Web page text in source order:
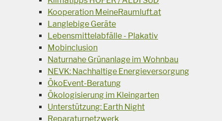
Kooperation MeineRaumluft.at
Langlebige Geräte
Lebensmittelabfälle - Plakativ
Mobinclusion
Naturnahe Grünanlage im Wohnbau
NEVK: Nachhaltige Energieversorgung
ÖkoEvent-Beratung
Ökologisierung im Kleingarten
Unterstützung: Earth Night
Reparaturnetzwerk